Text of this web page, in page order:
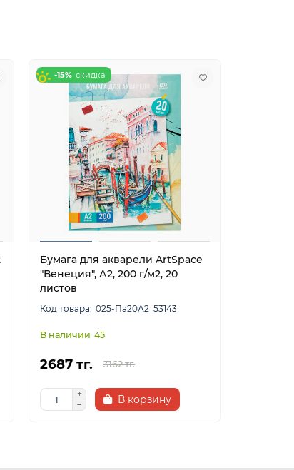
-15%
Бумага для акварели ArtSpace
"Венеция", А2, 200 г/м2, 20
листов
025-Па20А2_53143
45
2687 тг. 3162 тг.
В корзину